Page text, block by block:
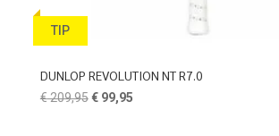
TIP
DUNLOP REVOLUTION NT R7.0
€209,95 Oorspronkelijke
€99,95Huidige